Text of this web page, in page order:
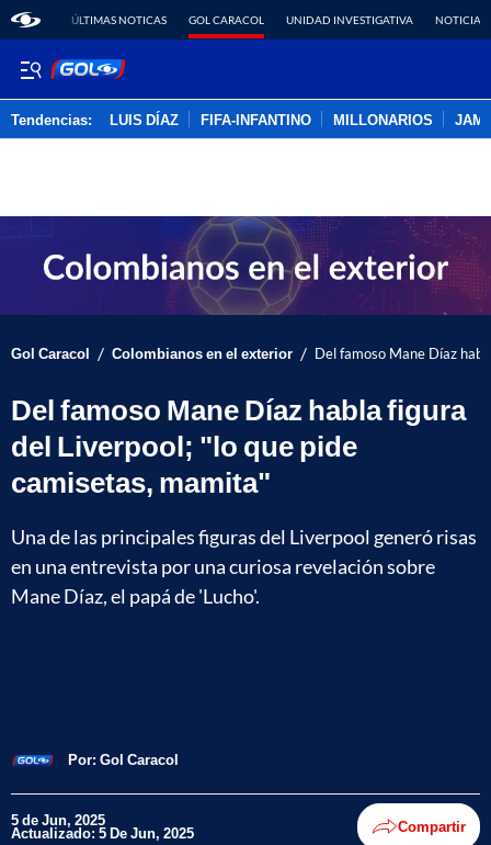
ÚLTIMAS NOTICAS GOL CARACOL UNIDAD INVESTIGATIVA NOTICIAS
Tendencias: LUIS DÍAZ FIFA-INFANTINO MILLONARIOS
Gol Caracol / Colombianos en el exterior / Del famoso Mane Díaz
Del famoso Mane Díaz habla figura
del Liverpool; "lo que pide
camisetas, mamita"
Una de las principales figuras del Liverpool generó risas
en una entrevista por una curiosa revelación sobre
Mane Díaz, el papá de 'Lucho'.
Por: Gol Caracol
5 de Jun, 2025
Actualizado: 5 De Jun, 2025 Compartir